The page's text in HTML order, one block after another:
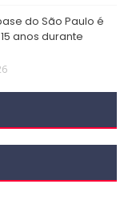
do São Paulo é
anos durante